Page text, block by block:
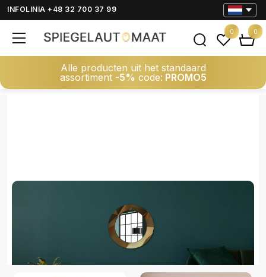
INFOLINIA +48 32 700 37 99
Alle producten uit het standaard
assortiment -5% code: PROMO5
0 0